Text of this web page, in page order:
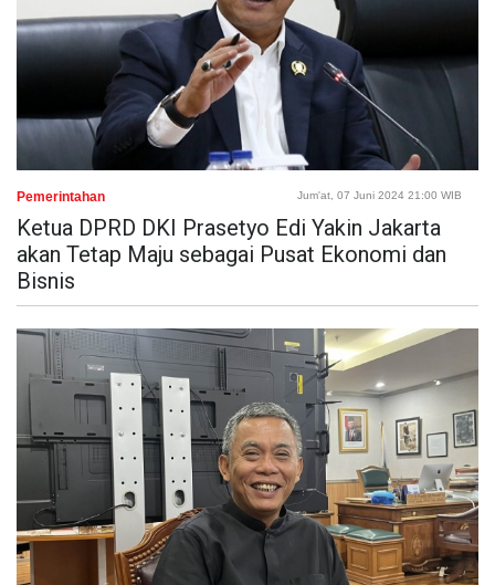
Pemerintahan Jum'at, 07 Juni 2024 21:00 WIB
Ketua DPRD DKI Prasetyo Edi Yakin Jakarta
akan Tetap Maju sebagai Pusat Ekonomi dan
Bisnis